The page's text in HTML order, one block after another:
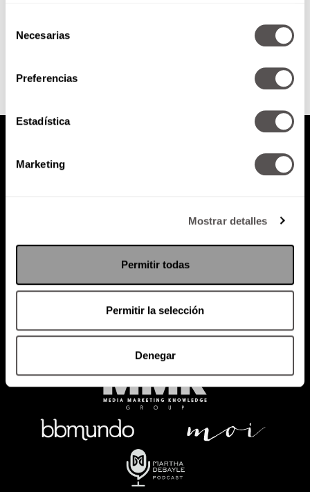
Necesarias
Preferencias
Estadística
Marketing
Mostrar detalles
Permitir todas
Permitir la selección
Denegar
Política de Privacidad
PODCAST RADIO MARTHA EVENTOS
SACA TU ID